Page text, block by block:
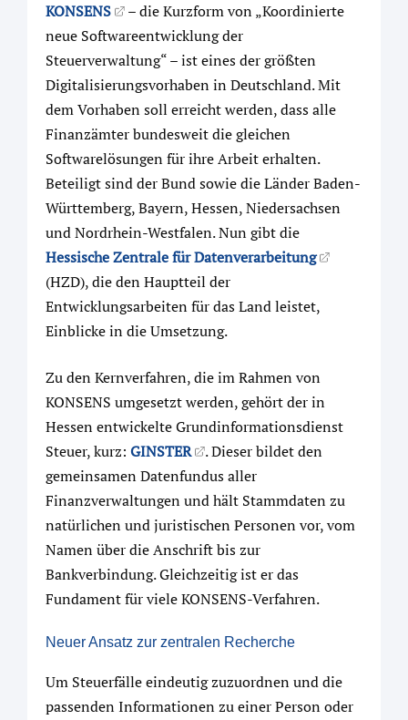
KONSENS
– die Kurzform von „Koordinierte
neue Softwareentwicklung der
Steuerverwaltung“ – ist eines der größten
Digitalisierungsvorhaben in Deutschland. Mit
dem Vorhaben soll erreicht werden, dass alle
Finanzämter bundesweit die gleichen
Softwarelösungen für ihre Arbeit erhalten.
Beteiligt sind der Bund sowie die Länder Baden-
Württemberg, Bayern, Hessen, Niedersachsen
und Nordrhein-Westfalen. Nun gibt die
Hessische Zentrale für Datenverarbeitung
(HZD), die den Hauptteil der
Entwicklungsarbeiten für das Land leistet,
Einblicke in die Umsetzung.
Zu den Kernverfahren, die im Rahmen von
KONSENS umgesetzt werden, gehört der in
Hessen entwickelte Grundinformationsdienst
Steuer, kurz: GINSTER
. Dieser bildet den
gemeinsamen Datenfundus aller
Finanzverwaltungen und hält Stammdaten zu
natürlichen und juristischen Personen vor, vom
Namen über die Anschrift bis zur
Bankverbindung. Gleichzeitig ist er das
Fundament für viele KONSENS-Verfahren.
Neuer Ansatz zur zentralen Recherche
Um Steuerfälle eindeutig zuzuordnen und die
passenden Informationen zu einer Person oder